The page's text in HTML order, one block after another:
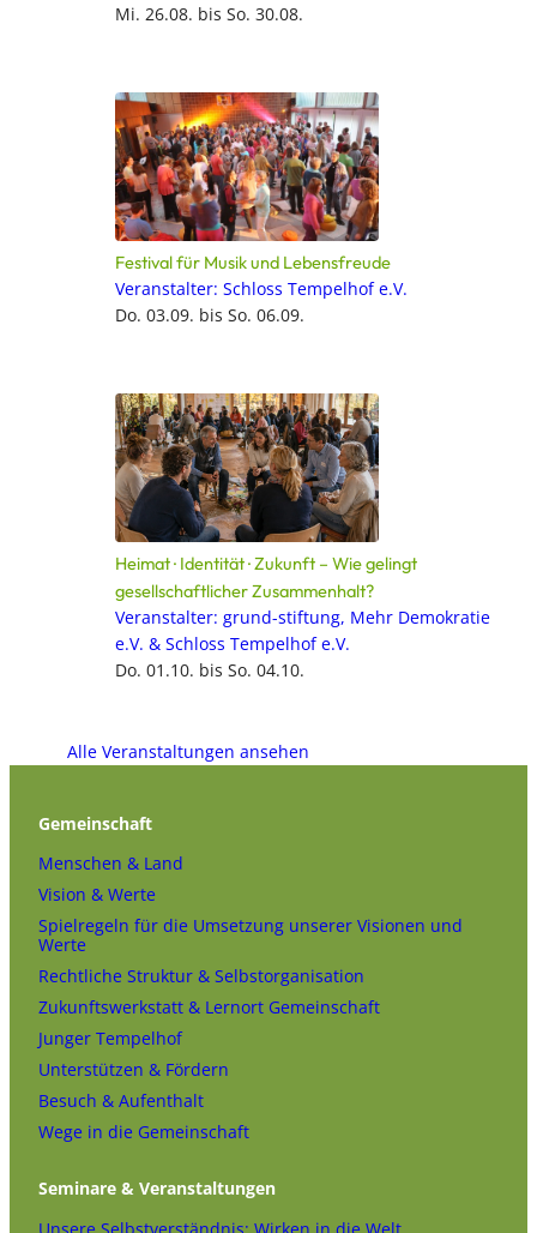
Mi. 26.08. bis So. 30.08.
Festival für Musik und Lebensfreude
Veranstalter: Schloss Tempelhof e.V.
Do. 03.09. bis So. 06.09.
Heimat · Identität · Zukunft – Wie gelingt
gesellschaftlicher Zusammenhalt?
Veranstalter: grund-stiftung, Mehr Demokratie
e.V. & Schloss Tempelhof e.V.
Do. 01.10. bis So. 04.10.
Alle Veranstaltungen ansehen
Gemeinschaft
Menschen & Land
Vision & Werte
Spielregeln für die Umsetzung unserer Visionen und
Werte
Rechtliche Struktur & Selbstorganisation
Zukunftswerkstatt & Lernort Gemeinschaft
Junger Tempelhof
Unterstützen & Fördern
Besuch & Aufenthalt
Wege in die Gemeinschaft
Seminare & Veranstaltungen
Unsere Selbstverständnis: Wirken in die Welt